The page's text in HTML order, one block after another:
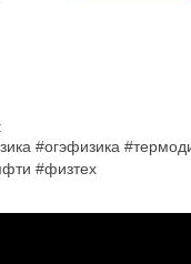
#огэфизика
#физтех